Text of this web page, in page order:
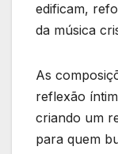
edificam,
da música
As
reflexão
criando um
para quem